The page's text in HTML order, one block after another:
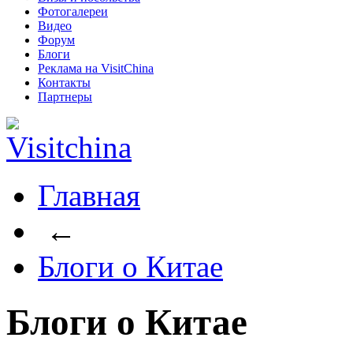
Фотогалереи
Видео
Форум
Блоги
Реклама на VisitChina
Контакты
Партнеры
Главная
←
Блоги о Китае
Блоги о Китае